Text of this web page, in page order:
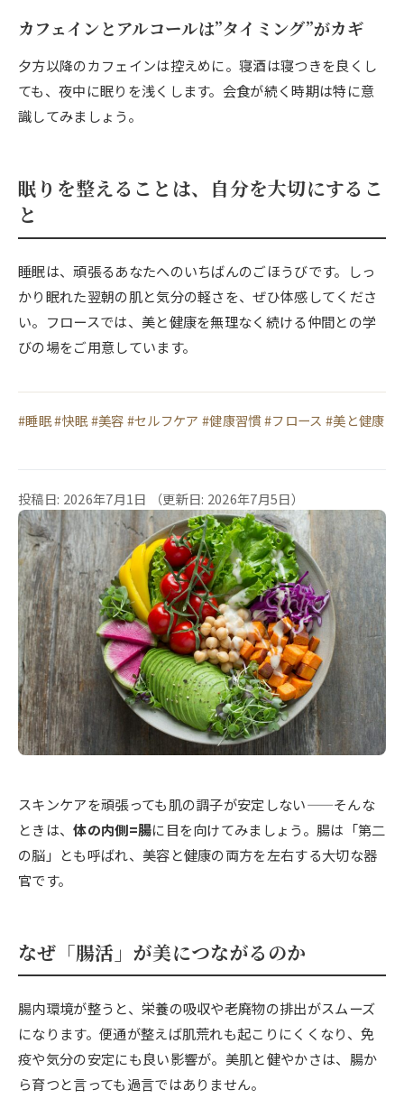
カフェインとアルコールは”タイミング”がカギ
夕方以降のカフェインは控えめに。寝酒は寝つきを良くし
ても、夜中に眠りを浅くします。会食が続く時期は特に意
識してみましょう。
眠りを整えることは、自分を大切にするこ
と
睡眠は、頑張るあなたへのいちばんのごほうびです。しっ
かり眠れた翌朝の肌と気分の軽さを、ぜひ体感してくださ
い。フロースでは、美と健康を無理なく続ける仲間との学
びの場をご用意しています。
#睡眠 #快眠 #美容 #セルフケア #健康習慣 #フロース #美と健康
投稿日: 2026年7月1日 （更新日: 2026年7月5日）
スキンケアを頑張っても肌の調子が安定しない——そんな
ときは、体の内側=腸に目を向けてみましょう。腸は「第二
の脳」とも呼ばれ、美容と健康の両方を左右する大切な器
官です。
なぜ「腸活」が美につながるのか
腸内環境が整うと、栄養の吸収や老廃物の排出がスムーズ
になります。便通が整えば肌荒れも起こりにくくなり、免
疫や気分の安定にも良い影響が。美肌と健やかさは、腸か
ら育つと言っても過言ではありません。